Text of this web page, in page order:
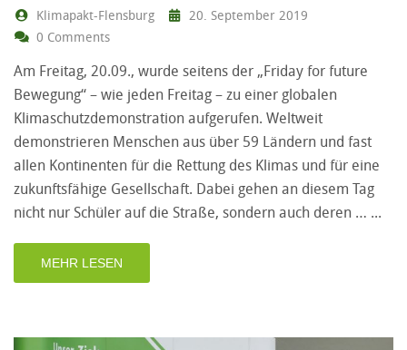
Klimapakt-Flensburg
20. September 2019
0 Comments
Am Freitag, 20.09., wurde seitens der „Friday for future
Bewegung“ – wie jeden Freitag – zu einer globalen
Klimaschutzdemonstration aufgerufen. Weltweit
demonstrieren Menschen aus über 59 Ländern und fast
allen Kontinenten für die Rettung des Klimas und für eine
zukunftsfähige Gesellschaft. Dabei gehen an diesem Tag
nicht nur Schüler auf die Straße, sondern auch deren …
MEHR LESEN